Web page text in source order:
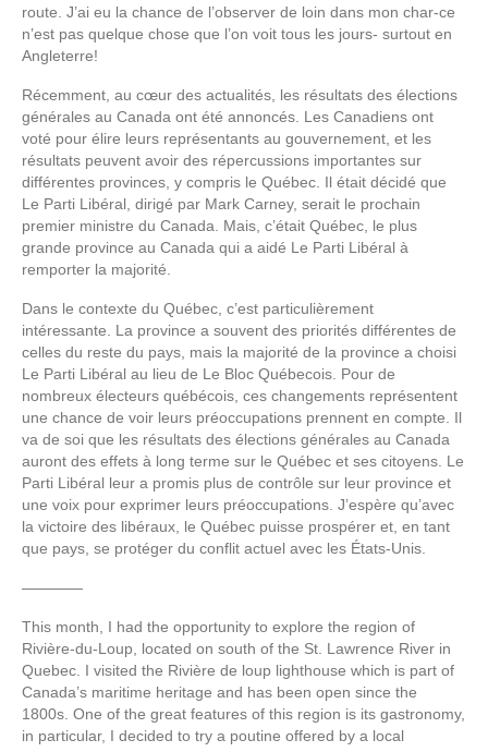
route. J’ai eu la chance de l’observer de loin dans mon char-ce
n’est pas quelque chose que l’on voit tous les jours- surtout en
Angleterre!
Récemment, au cœur des actualités, les résultats des élections
générales au Canada ont été annoncés. Les Canadiens ont
voté pour élire leurs représentants au gouvernement, et les
résultats peuvent avoir des répercussions importantes sur
différentes provinces, y compris le Québec. Il était décidé que
Le Parti Libéral, dirigé par Mark Carney, serait le prochain
premier ministre du Canada. Mais, c’était Québec, le plus
grande province au Canada qui a aidé Le Parti Libéral à
remporter la majorité.
Dans le contexte du Québec, c’est particulièrement
intéressante. La province a souvent des priorités différentes de
celles du reste du pays, mais la majorité de la province a choisi
Le Parti Libéral au lieu de Le Bloc Québecois. Pour de
nombreux électeurs québécois, ces changements représentent
une chance de voir leurs préoccupations prennent en compte. Il
va de soi que les résultats des élections générales au Canada
auront des effets à long terme sur le Québec et ses citoyens. Le
Parti Libéral leur a promis plus de contrôle sur leur province et
une voix pour exprimer leurs préoccupations. J’espère qu’avec
la victoire des libéraux, le Québec puisse prospérer et, en tant
que pays, se protéger du conflit actuel avec les États-Unis.
————
This month, I had the opportunity to explore the region of
Rivière-du-Loup, located on south of the St. Lawrence River in
Quebec. I visited the Rivière de loup lighthouse which is part of
Canada’s maritime heritage and has been open since the
1800s. One of the great features of this region is its gastronomy,
in particular, I decided to try a poutine offered by a local